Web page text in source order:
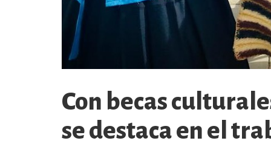
Con becas
se destaca en el